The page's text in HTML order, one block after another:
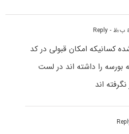
- Reply
کسانیکه امکان قبولی در کد
بورسه را داشته اند در لست
اند